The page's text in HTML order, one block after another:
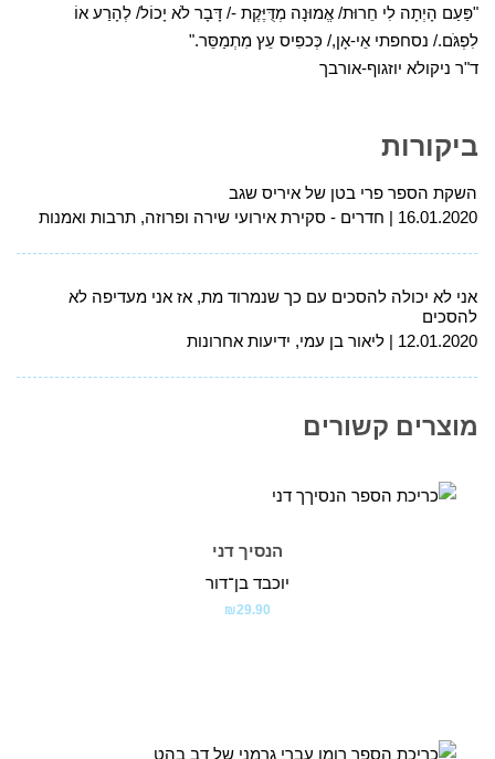
"פַּעַם הָיְתָה לִי חֵרוּת/ אֱמוּנָה מְדֻּיֶּקֶת -/ דָּבָר לֹא יָכוֹל/ לְהָרַע אוֹ
לִפְגֹּם./ נסחפתי אֵי-אָן,/ כְּכפִיס עֵץ מִתְמַסֵּר."
ד"ר ניקולא יוזגוף-אורבך
ביקורות
השקת הספר פרי בטן של איריס שגב
16.01.2020
חדרים - סקירת אירועי שירה ופרוזה, תרבות ואמנות
אני לא יכולה להסכים עם כך שנמרוד מת, אז אני מעדיפה לא
להסכים
12.01.2020
ליאור בן עמי, ידיעות אחרונות
מוצרים קשורים
הנסיך דני
יוכבד בן־דור
₪29.90